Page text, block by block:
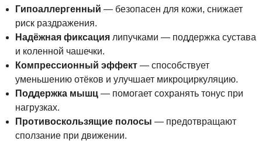
Гипоаллергенный — безопасен для кожи, снижает
риск раздражения.
Надёжная фиксация липучками — поддержка сустава
и коленной чашечки.
Компрессионный эффект — способствует
уменьшению отёков и улучшает микроциркуляцию.
Поддержка мышц — помогает сохранять тонус при
нагрузках.
Противоскользящие полосы — предотвращают
сползание при движении.